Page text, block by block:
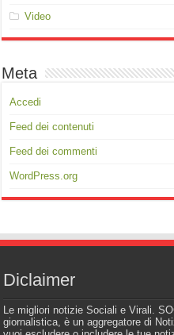
Video
Meta
Accedi
Feed dei contenuti
Feed dei commenti
WordPress.org
Diclaimer
Le migliori notizie Sociali e Virali.
giornalistica, è un aggregatore di